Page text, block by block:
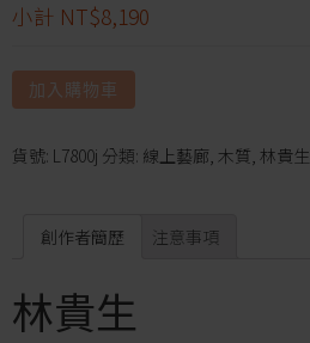
小計 NT$8,190
加入購物車
貨號: L7800j 分類: 線上藝廊 木質 林貴生
創作者簡歷 注意事項
林貴生